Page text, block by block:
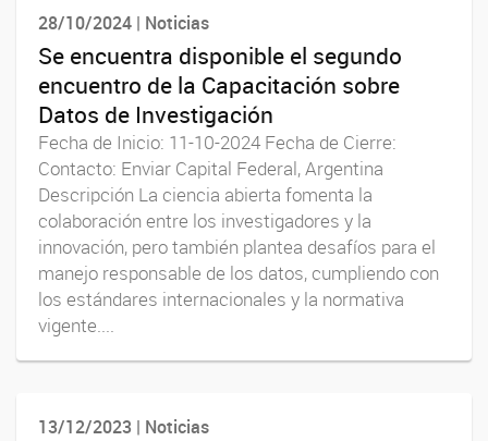
28/10/2024 | Noticias
Se encuentra disponible el segundo
encuentro de la Capacitación sobre
Datos de Investigación
Fecha de Inicio: 11-10-2024 Fecha de Cierre:
Contacto: Enviar Capital Federal, Argentina
Descripción La ciencia abierta fomenta la
colaboración entre los investigadores y la
innovación, pero también plantea desafíos para el
manejo responsable de los datos, cumpliendo con
los estándares internacionales y la normativa
vigente....
13/12/2023 | Noticias